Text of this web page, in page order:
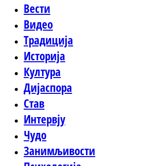
Вести
Видео
Традиција
Историја
Култура
Дијаспора
Став
Интервју
Чудо
Занимљивости